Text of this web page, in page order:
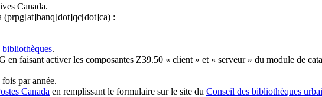
Canada.
(prpg[at]banq[dot]qc[dot]ca) :
bibliothèques.
faisant activer les composantes Z39.50 « client » et « serveur » du module de
par année.
Canada en remplissant le formulaire sur le site du Conseil des bibliothèques